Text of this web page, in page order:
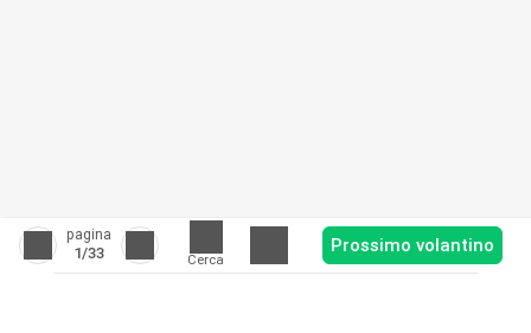
pagina
1/33 Cerca
Prossimo volantino